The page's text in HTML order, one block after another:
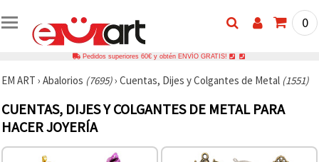
0
Pedidos superiores 60€ y obtén ENVÍO GRATIS!
EM ART › Abalorios (7695)› Cuentas, Dijes y Colgantes de Metal (1551)
CUENTAS, DIJES Y COLGANTES DE METAL PARA
HACER JOYERÍA